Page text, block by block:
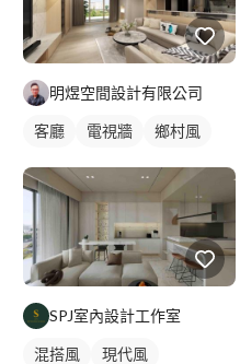
明煜空間設計有限公司
客廳 電視牆 鄉村風
SPJ室內設計工作室
混搭風 現代風